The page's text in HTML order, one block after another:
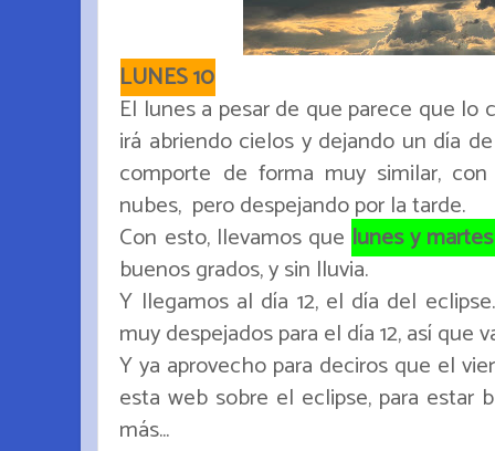
LUNES 10
El lunes a pesar de que parece que
irá abriendo cielos y dejando un día
comporte de forma muy similar,
nubes, pero despejando por la tarde.
Con esto, llevamos que lunes y
buenos grados, y sin lluvia.
Y llegamos al día 12, el día del
muy despejados para el día 12, así que
Y ya aprovecho para deciros que el
esta web sobre el eclipse, para estar
más...